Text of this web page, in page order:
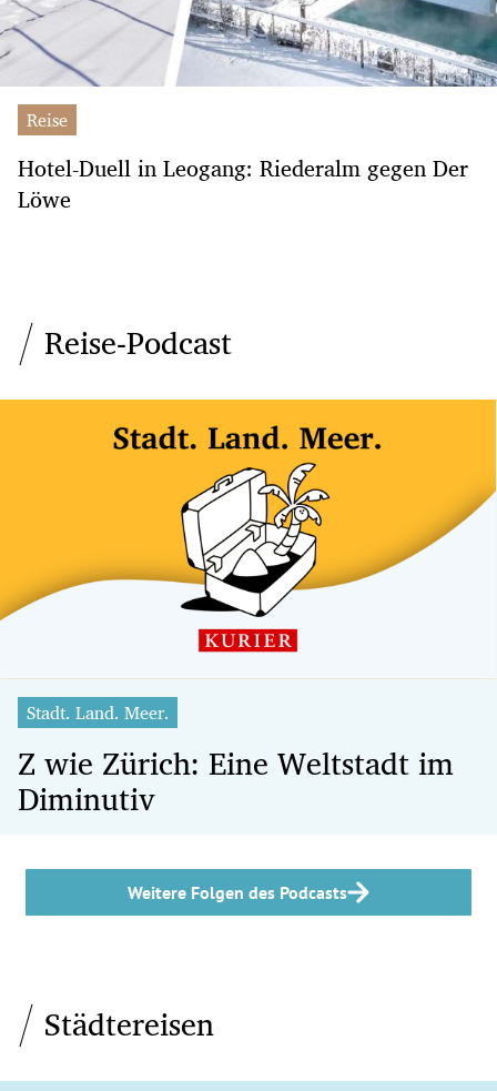
Reise
Hotel-Duell in Leogang: Riederalm gegen Der
Löwe
Reise-Podcast
Stadt. Land. Meer.
Z wie Zürich: Eine Weltstadt im
Diminutiv
Weitere Folgen des Podcasts
Städtereisen